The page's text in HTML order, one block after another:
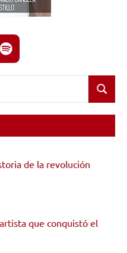
spotify
Buscar
de la revolución
que conquistó el